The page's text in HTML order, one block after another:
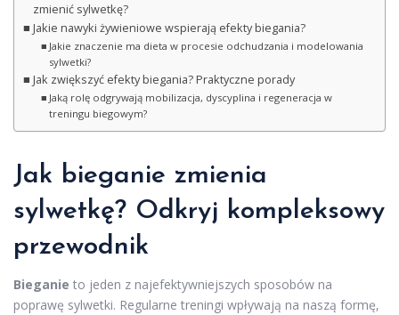
zmienić sylwetkę?
Jakie nawyki żywieniowe wspierają efekty biegania?
Jakie znaczenie ma dieta w procesie odchudzania i modelowania
sylwetki?
Jak zwiększyć efekty biegania? Praktyczne porady
Jaką rolę odgrywają mobilizacja, dyscyplina i regeneracja w
treningu biegowym?
Jak bieganie zmienia
sylwetkę? Odkryj kompleksowy
przewodnik
Bieganie to jeden z najefektywniejszych sposobów na
poprawę sylwetki. Regularne treningi wpływają na naszą formę,